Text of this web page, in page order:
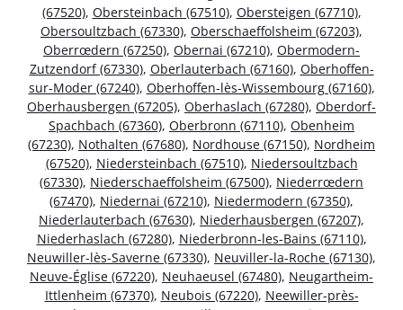
(67520), Obersteinbach (67510), Obersteigen (67710),
Obersoultzbach (67330), Oberschaeffolsheim (67203),
Oberrœdern (67250), Obernai (67210), Obermodern-
Zutzendorf (67330), Oberlauterbach (67160), Oberhoffen-
sur-Moder (67240), Oberhoffen-lès-Wissembourg (67160),
Oberhausbergen (67205), Oberhaslach (67280), Oberdorf-
Spachbach (67360), Oberbronn (67110), Obenheim
(67230), Nothalten (67680), Nordhouse (67150), Nordheim
(67520), Niedersteinbach (67510), Niedersoultzbach
(67330), Niederschaeffolsheim (67500), Niederrœdern
(67470), Niedernai (67210), Niedermodern (67350),
Niederlauterbach (67630), Niederhausbergen (67207),
Niederhaslach (67280), Niederbronn-les-Bains (67110),
Neuwiller-lès-Saverne (67330), Neuviller-la-Roche (67130),
Neuve-Église (67220), Neuhaeusel (67480), Neugartheim-
Ittlenheim (67370), Neubois (67220), Neewiller-près-